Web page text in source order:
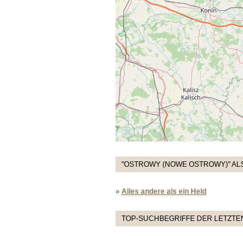
"OSTROWY (NOWE OSTROWY)"
» Alles andere als ein Held
TOP-SUCHBEGRIFFE DER